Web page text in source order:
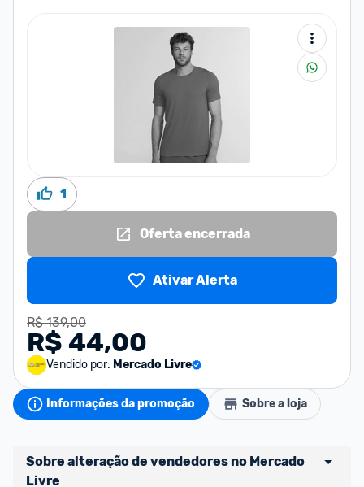
1
Oferta encerrada
Ativar Alerta
R$ 139,00
R$ 44,00
Vendido por: Mercado Livre
Informações da promoção Sobre a loja
Sobre alteração de vendedores no Mercado
Livre